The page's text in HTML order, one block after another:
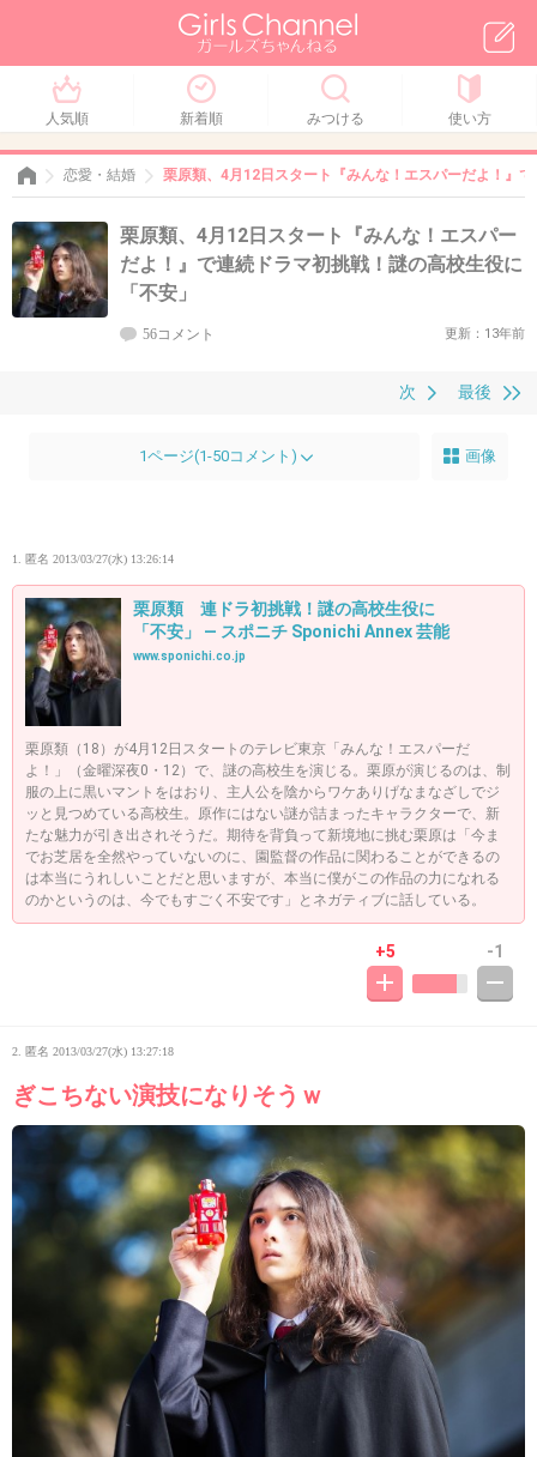
人気順 新着順 みつける 使い方
恋愛・結婚 栗原類、4月12日スタート『みんな！エスパーだよ！』
栗原類、4月12日スタート『みんな！エスパー
だよ！』で連続ドラマ初挑戦！謎の高校生役に
「不安」
56コメント 更新：13年前
最後
次
1ページ(1-50コメント) 画像
1. 匿名 2013/03/27(水) 13:26:14
栗原類 連ドラ初挑戦！謎の高校生役に
「不安」 ― スポニチ Sponichi Annex 芸能
www.sponichi.co.jp
栗原類（18）が4月12日スタートのテレビ東京「みんな！エスパーだ
よ！」（金曜深夜0・12）で、謎の高校生を演じる。栗原が演じるのは、制
服の上に黒いマントをはおり、主人公を陰からワケありげなまなざしでジ
ッと見つめている高校生。原作にはない謎が詰まったキャラクターで、新
たな魅力が引き出されそうだ。期待を背負って新境地に挑む栗原は「今ま
でお芝居を全然やっていないのに、園監督の作品に関わることができるの
は本当にうれしいことだと思いますが、本当に僕がこの作品の力になれる
のかというのは、今でもすごく不安です」とネガティブに話している。
+5 -1
2. 匿名 2013/03/27(水) 13:27:18
ぎこちない演技になりそうｗ